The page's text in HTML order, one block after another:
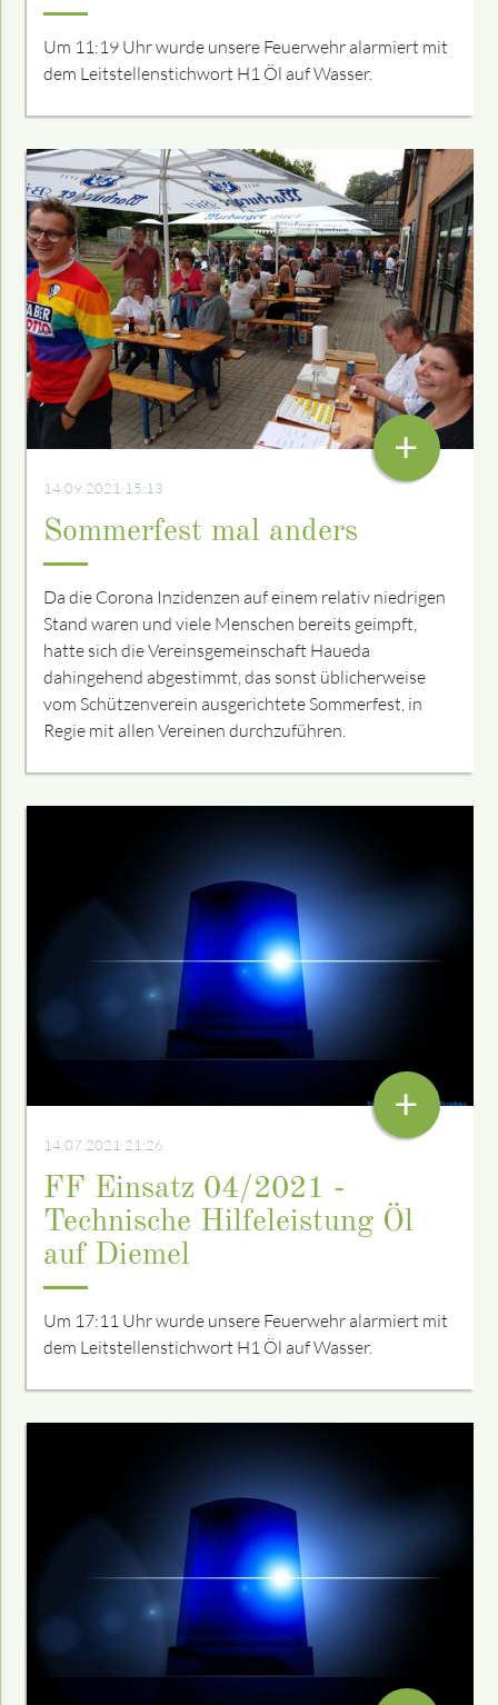
Um 11:19 Uhr wurde unsere Feuerwehr alarmiert mit
dem Leitstellenstichwort H1 Öl auf Wasser.
14.09.2021 15:13
Sommerfest mal anders
Da die Corona Inzidenzen auf einem relativ niedrigen
Stand waren und viele Menschen bereits geimpft,
hatte sich die Vereinsgemeinschaft Haueda
dahingehend abgestimmt, das sonst üblicherweise
vom Schützenverein ausgerichtete Sommerfest, in
Regie mit allen Vereinen durchzuführen.
+
14.07.2021 21:26
FF Einsatz 04/2021 -
Technische Hilfeleistung Öl
auf Diemel
Um 17:11 Uhr wurde unsere Feuerwehr alarmiert mit
dem Leitstellenstichwort H1 Öl auf Wasser.
+